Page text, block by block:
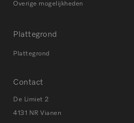
Overige mogelijkheden
Plattegrond
Plattegrond
Contact
De Limiet 2
4131 NR Vianen